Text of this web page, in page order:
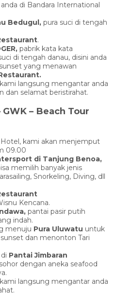
di Bandara International
Bedugul, pura suci di tengah
.
pabrik kata kata
di tengah danau, disini anda
yang menawan
langsung mengantar anda
dan selamat beristirahat.
– Beach Tour
kami akan menjemput
09.00
di Tanjung Benoa,
memilih banyak jenis
Snorkeling, Diving, dll
Kencana.
pantai pasir putih
indah.
menuju Pura Uluwatu untuk
dan menonton Tari
Pantai Jimbaran
dengan aneka seafood
langsung mengantar anda